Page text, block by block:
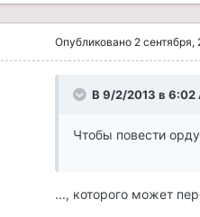
Опубликовано 2 сентября,
В 9/2/2013 в 6:02
Чтобы повести
..., которого может